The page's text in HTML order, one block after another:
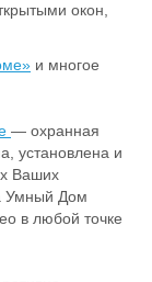
окон,
и многое
— охранная
установлена и
Ваших
Умный Дом
в любой точке